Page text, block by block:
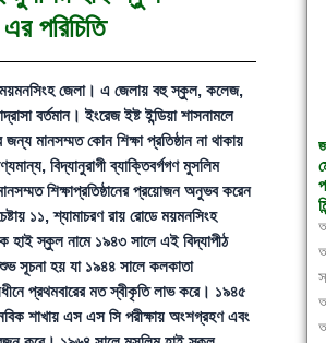
পরিচিতি
ময়মনসিংহ জেলা। এ জেলায় বহু স্কুল, কলেজ,
বর্তমান। ইংরেজ ইষ্ট ইন্ডিয়া শাসনামলে
জন্য মানসম্মত কোন শিক্ষা প্রতিষ্ঠান না থাকায়
বিদ্যানুরাগী ব্যাক্তিবর্গগণ মুসলিম
শিক্ষাপ্রতিষ্ঠানের প্রয়োজন অনুভব করেন
১১, শ্যামাচরণ রায় রোডে ময়মনসিংহ
হাই স্কুল নামে ১৯৪৩ সালে এই বিদ্যাপীঠ
শুভ সূচনা হয় যা ১৯৪৪ সালে কলকাতা
প্রথমবারের মত স্বীকৃতি লাভ করে। ১৯৪৫
শাখায় এস এস সি পরীক্ষায় অংশগ্রহণ এবং